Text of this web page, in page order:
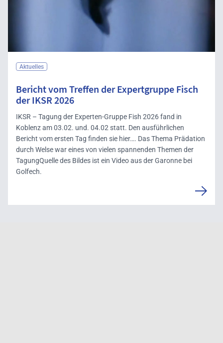
Aktuelles
Bericht vom Treffen der Expertgruppe Fisch
der IKSR 2026
IKSR – Tagung der Experten-Gruppe Fish 2026 fand in
Koblenz am 03.02. und. 04.02 statt. Den ausführlichen
Bericht vom ersten Tag finden sie hier…. Das Thema Prädation
durch Welse war eines von vielen spannenden Themen der
TagungQuelle des Bildes ist ein Video aus der Garonne bei
Golfech.